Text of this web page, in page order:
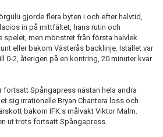
gjorde flera byten i och efter halvtid,
in på mittfältet, hans rutin och
men mönstret från första halvlek
eller bakom Västerås backlinje. Istället var
0-2, återigen på en kontring, 20 minuter kvar
fortsatt Spångapress nästan hela andra
sig irrationelle Bryan Chantera loss och
bakom IFK:s målvakt Viktor Malm.
ut trots fortsatt Spångapress.